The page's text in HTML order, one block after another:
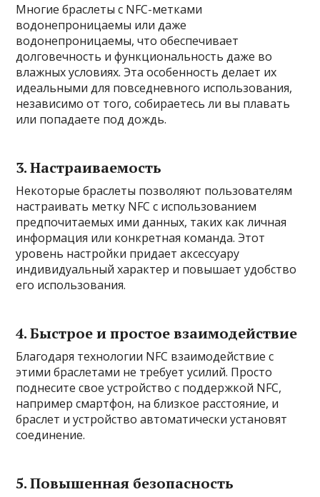
Многие браслеты с NFC-метками
водонепроницаемы или даже
водонепроницаемы, что обеспечивает
долговечность и функциональность даже во
влажных условиях. Эта особенность делает их
идеальными для повседневного использования,
независимо от того, собираетесь ли вы плавать
или попадаете под дождь.
3. Настраиваемость
Некоторые браслеты позволяют пользователям
настраивать метку NFC с использованием
предпочитаемых ими данных, таких как личная
информация или конкретная команда. Этот
уровень настройки придает аксессуару
индивидуальный характер и повышает удобство
его использования.
4. Быстрое и простое взаимодействие
Благодаря технологии NFC взаимодействие с
этими браслетами не требует усилий. Просто
поднесите свое устройство с поддержкой NFC,
например смартфон, на близкое расстояние, и
браслет и устройство автоматически установят
соединение.
5. Повышенная безопасность